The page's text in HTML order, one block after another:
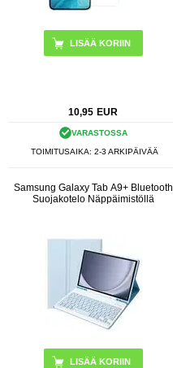
10,95 EUR
VARASTOSSA
TOIMITUSAIKA: 2-3 ARKIPÄIVÄÄ
Samsung Galaxy Tab A9+ Bluetooth
Suojakotelo Näppäimistöllä
LISÄÄ KORIIN